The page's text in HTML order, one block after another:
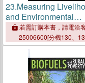
23.Measuring
and Environmental
Dependence:
Research and
若需訂購本書，請電洽
25006600[分機130、